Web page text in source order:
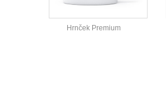
Hrnček Premium